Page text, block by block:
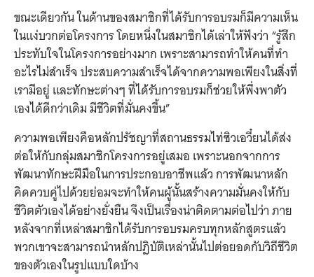
ขณะเดียวกัน ในด้านของสมาชิกที่ได้รับการอบรมก็มีความเห็น
ในแง่บวกต่อโครงการ โดยหนึ่งในสมาชิกได้เล่าให้ฟังว่า “รู้สึก
ประทับใจในโครงการอย่างมาก เพราะสามารถทำให้คนที่ทำ
อะไรไม่สำเร็จ ประสบความสำเร็จได้จากความพอเพียงในสิ่งที่
เรามีอยู่ และทักษะต่างๆ ที่ได้รับการอบรมก็ช่วยให้พึ่งพาตัว
เองได้ดีกว่าเดิม มีชีวิตที่มั่นคงขึ้น”
ความพอเพียงคือหลักปรัชญาที่สถานธรรมไท่ซิวเอวี๋ยนได้ส่ง
ต่อให้กับกลุ่มสมาชิกโครงการอยู่เสมอ เพราะนอกจากการ
พัฒนาทักษะฝีมือในการประกอบอาชีพแล้ว การพัฒนาหลัก
คิดควบคู่ไปด้วยย่อมจะทำให้คนผู้นั้นสร้างความมั่นคงให้กับ
ชีวิตตัวเองได้อย่างยั่งยืน จึงเป็นเรื่องน่าติดตามต่อไปว่า ภาย
หลังจากที่เหล่าสมาชิกได้รับการอบรมครบทุกหลักสูตรแล้ว
พวกเขาจะสามารถนำหลักปฏิบัติเหล่านั้นไปต่อยอดกับวิถีชีวิต
ของตัวเองในรูปแบบใดบ้าง